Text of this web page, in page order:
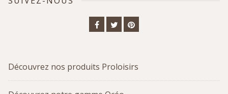
Facebook
Twitter
Découvrez nos produits Proloisirs